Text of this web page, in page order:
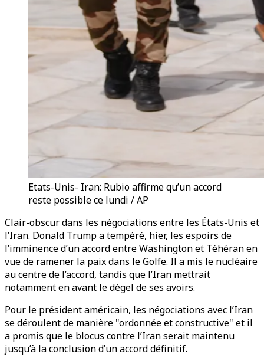
Etats-Unis- Iran: Rubio affirme qu’un accord
reste possible ce lundi / AP
Clair-obscur dans les négociations entre les États-Unis et
l’Iran. Donald Trump a tempéré, hier, les espoirs de
l’imminence d’un accord entre Washington et Téhéran en
vue de ramener la paix dans le Golfe. Il a mis le nucléaire
au centre de l’accord, tandis que l’Iran mettrait
notamment en avant le dégel de ses avoirs.
Pour le président américain, les négociations avec l’Iran
se déroulent de manière "ordonnée et constructive" et il
a promis que le blocus contre l’Iran serait maintenu
jusqu’à la conclusion d’un accord définitif.